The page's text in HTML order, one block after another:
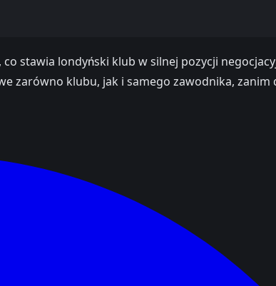
stawia londyński klub w silnej pozycji
zarówno klubu, jak i samego zawodnika, zanim